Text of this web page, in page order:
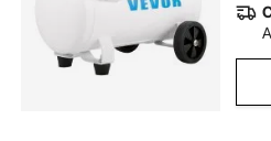
pompa per estrazione olio